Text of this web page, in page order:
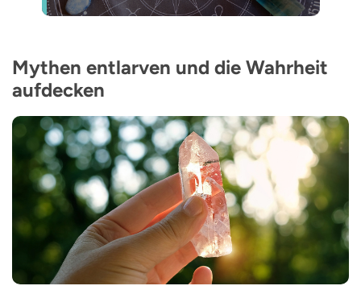
Mythen entlarven und die Wahrheit
aufdecken